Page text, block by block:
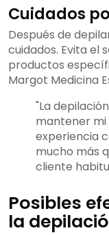
Cuidados
Después de
cuidados. Evita el
productos
Margot Medicina
"La
mantener mi
experiencia
mucho más
cliente
Posibles
la